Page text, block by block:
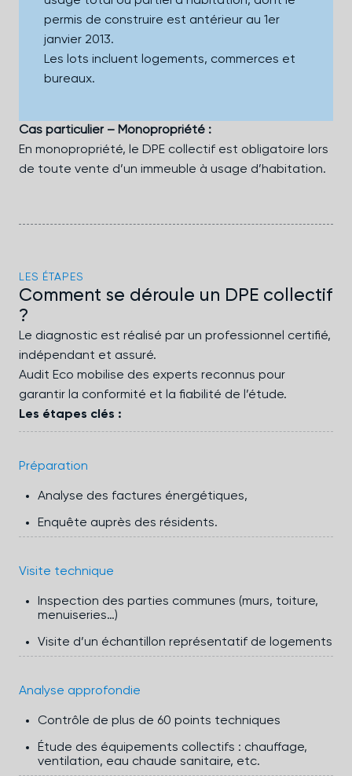
permis de construire est antérieur au 1er
janvier 2013.
Les lots incluent logements, commerces et
bureaux.
Cas particulier – Monopropriété :
En monopropriété, le DPE collectif est obligatoire lors
de toute vente d’un immeuble à usage d’habitation.
LES ÉTAPES
Comment se déroule un DPE collectif
?
Le diagnostic est réalisé par un professionnel certifié,
indépendant et assuré.
Audit Eco mobilise des experts reconnus pour
garantir la conformité et la fiabilité de l’étude.
Les étapes clés :
Préparation
Analyse des factures énergétiques,
Enquête auprès des résidents.
Visite technique
Inspection des parties communes (murs, toiture,
menuiseries…)
Visite d’un échantillon représentatif de logements
Analyse approfondie
Contrôle de plus de 60 points techniques
Étude des équipements collectifs : chauffage,
ventilation, eau chaude sanitaire, etc.